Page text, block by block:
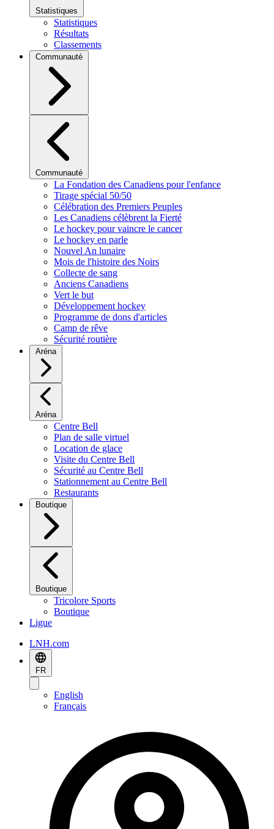
Statistiques
Statistiques
Résultats
Classements
Communauté
Communauté
La Fondation des Canadiens pour l'enfance
Tirage spécial 50/50
Célébration des Premiers Peuples
Les Canadiens célèbrent la Fierté
Le hockey pour vaincre le cancer
Le hockey en parle
Nouvel An lunaire
Mois de l'histoire des Noirs
Collecte de sang
Anciens Canadiens
Vert le but
Développement hockey
Programme de dons d'articles
Camp de rêve
Sécurité routière
Aréna
Aréna
Centre Bell
Plan de salle virtuel
Location de glace
Visite du Centre Bell
Sécurité au Centre Bell
Stationnement au Centre Bell
Restaurants
Boutique
Boutique
Tricolore Sports
Boutique
Ligue
LNH.com
FR
English
Français